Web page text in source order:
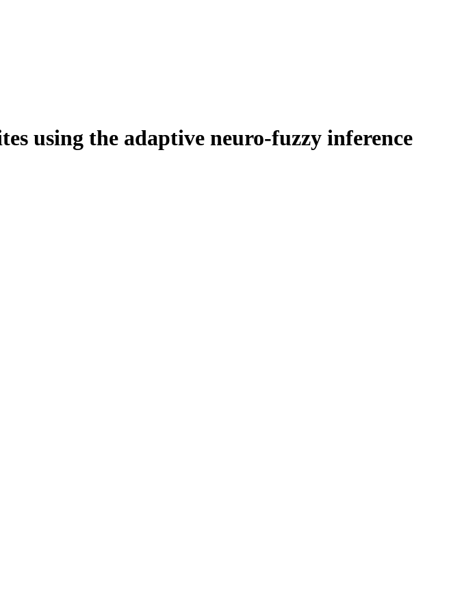
using the adaptive neuro-fuzzy inference